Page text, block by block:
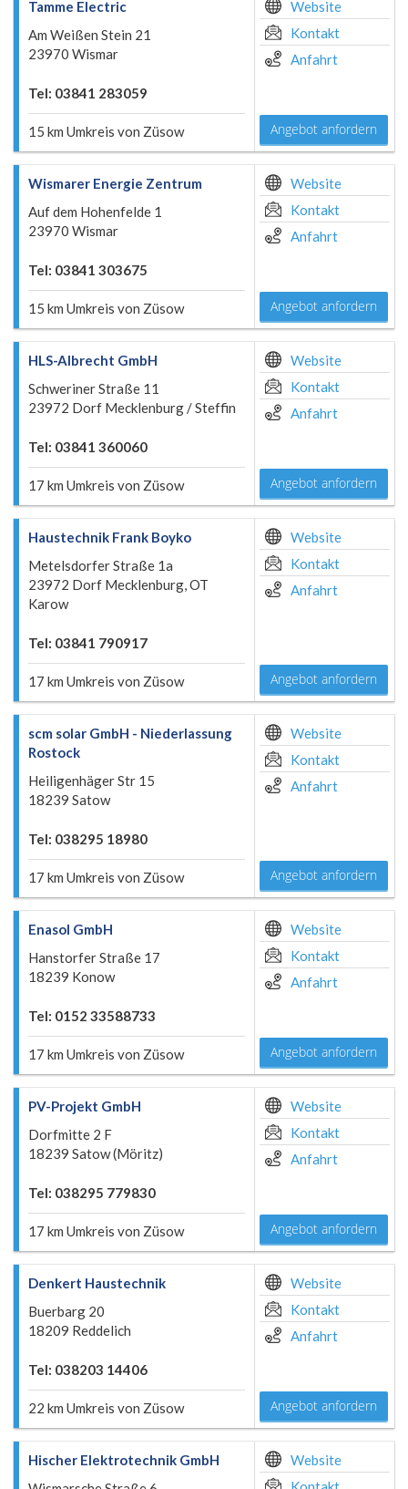
Tamme Electric
Am Weißen Stein 21
23970 Wismar
Tel: 03841 283059
15 km Umkreis von Züsow
Website
Kontakt
Anfahrt
Angebot anfordern
Wismarer Energie Zentrum
Auf dem Hohenfelde 1
23970 Wismar
Tel: 03841 303675
15 km Umkreis von Züsow
Website
Kontakt
Anfahrt
Angebot anfordern
HLS-Albrecht GmbH
Schweriner Straße 11
23972 Dorf Mecklenburg / Steffin
Tel: 03841 360060
17 km Umkreis von Züsow
Website
Kontakt
Anfahrt
Angebot anfordern
Haustechnik Frank Boyko
Metelsdorfer Straße 1a
23972 Dorf Mecklenburg, OT
Karow
Tel: 03841 790917
17 km Umkreis von Züsow
Website
Kontakt
Anfahrt
Angebot anfordern
scm solar GmbH - Niederlassung
Rostock
Heiligenhäger Str 15
18239 Satow
Tel: 038295 18980
17 km Umkreis von Züsow
Website
Kontakt
Anfahrt
Angebot anfordern
Enasol GmbH
Hanstorfer Straße 17
18239 Konow
Tel: 0152 33588733
17 km Umkreis von Züsow
Website
Kontakt
Anfahrt
Angebot anfordern
PV-Projekt GmbH
Dorfmitte 2 F
18239 Satow (Möritz)
Tel: 038295 779830
17 km Umkreis von Züsow
Website
Kontakt
Anfahrt
Angebot anfordern
Denkert Haustechnik
Buerbarg 20
18209 Reddelich
Tel: 038203 14406
22 km Umkreis von Züsow
Website
Kontakt
Anfahrt
Angebot anfordern
Hischer Elektrotechnik GmbH
Website